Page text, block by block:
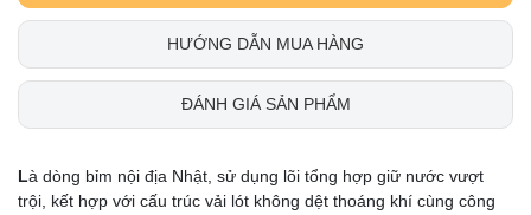
HƯỚNG DẪN MUA HÀNG
ĐÁNH GIÁ SẢN PHẨM
Là dòng bỉm nội địa Nhật, sử dụng lõi tổng hợp giữ nước vượt
trội, kết hợp với cấu trúc vải lót không dệt thoáng khí cùng công